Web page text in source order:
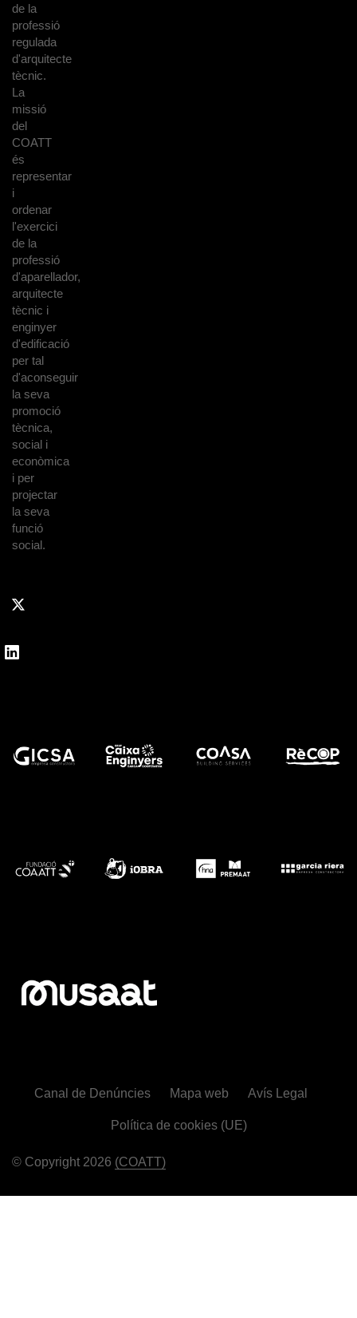
de la
professió
regulada
d'arquitecte
tècnic.
La
missió
del
COATT
és
representar
i
ordenar
l'exercici
de la
professió
d'aparellador,
arquitecte
tècnic i
enginyer
d'edificació
per tal
d'aconseguir
la seva
promoció
tècnica,
social i
econòmica
i per
projectar
la seva
funció
social.
© Copyright 2026 (COATT)
Canal de Denúncies Mapa web Avís Legal
Política de cookies (UE)